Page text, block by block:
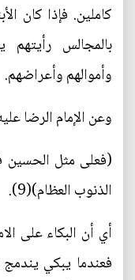
كاملين. فإذا كان
بالمجالس
وأموالهم وأعراضهم.
وعن الإمام الرضا
(فعلى مثل الحسين
الذنوب العظام)(9).
أي أن البكاء على
فعندما يبكي